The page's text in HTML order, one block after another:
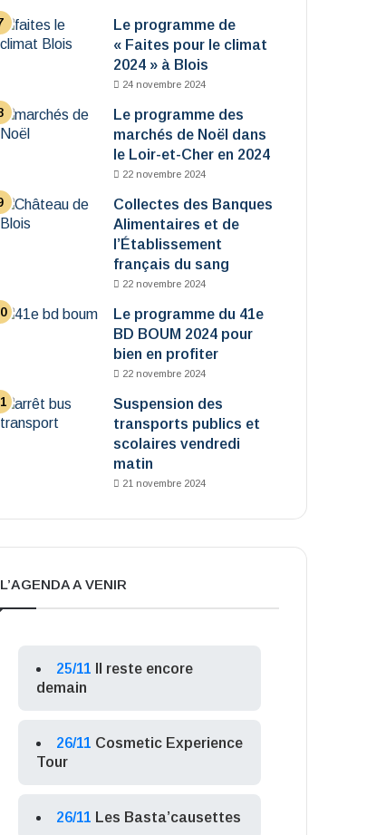
Le programme de
« Faites pour le climat
2024 » à Blois
24 novembre 2024
Le programme des
marchés de Noël dans
le Loir-et-Cher en 2024
22 novembre 2024
Collectes des Banques
Alimentaires et de
l’Établissement
français du sang
22 novembre 2024
Le programme du 41e
BD BOUM 2024 pour
bien en profiter
22 novembre 2024
Suspension des
transports publics et
scolaires vendredi
matin
21 novembre 2024
L’AGENDA A VENIR
25/11
Il reste encore
demain
26/11 Cosmetic Experience
Tour
26/11 Les Basta’causettes